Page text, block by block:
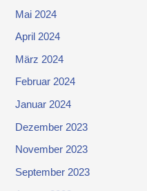
Mai 2024
April 2024
März 2024
Februar 2024
Januar 2024
Dezember 2023
November 2023
September 2023